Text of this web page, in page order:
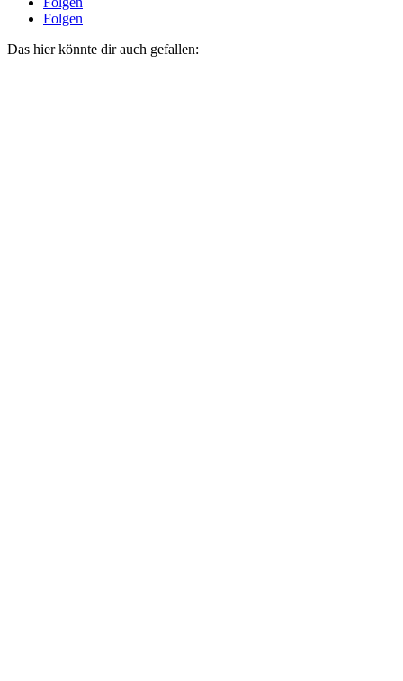
Folgen
Das hier könnte dir auch gefallen: